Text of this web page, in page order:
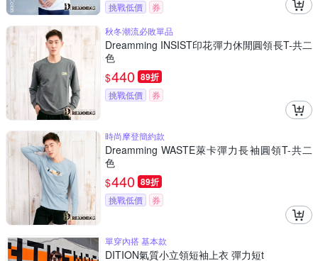
挑戰低價
券
秋冬潮流必敗單品
Dreamming INSIST印花彈力休閒圓領長T-共二
色
$440 89折
挑戰低價 券
時尚摩登簡約款
Dreamming WASTE萊卡彈力長袖圓領T-共二
色
$440 89折
挑戰低價 券
單穿內搭 基本款
DITION氣質小立領短袖上衣 彈力短t